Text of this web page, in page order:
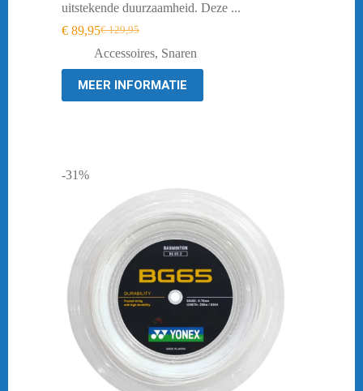
uitstekende duurzaamheid. Deze ...
€129,95
Oorspronkelijke
prijs
was:
€ 129,95.
€ 89,95Huidige
prijs
is:
€ 89,95.
Accessoires, Snaren
MEER INFORMATIE
-31%